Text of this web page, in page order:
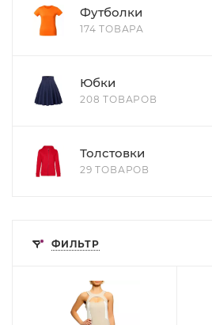
Футболки
174 ТОВАРА
Юбки
208 ТОВАРОВ
Толстовки
29 ТОВАРОВ
ФИЛЬТР